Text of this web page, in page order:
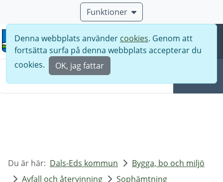
Funktioner
Meny
Denna webbplats använder cookies. Genom att
fortsätta surfa på denna webbplats accepterar du
cookies.
OK, jag fattar
Du är här: Dals-Eds kommun
Bygga, bo och miljö
Avfall och återvinning
Sophämtning